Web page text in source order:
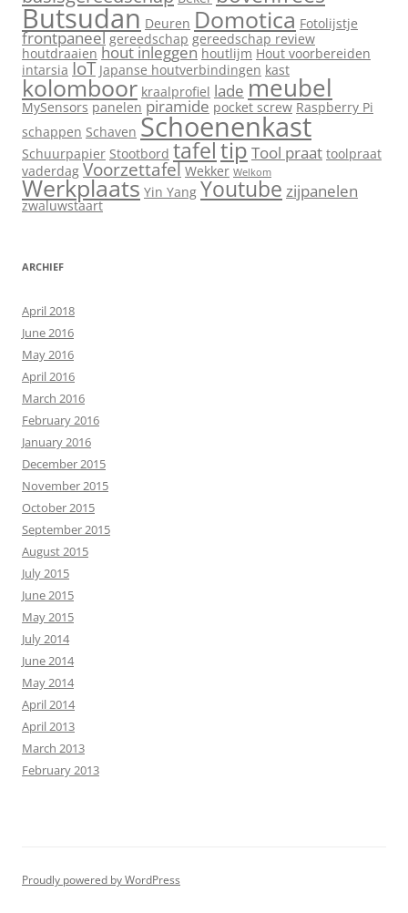
Butsudan Deuren Domotica Fotolijstje
frontpaneel gereedschap gereedschap review
houtdraaien hout inleggen houtlijm Hout voorbereiden
intarsia IoT Japanse houtverbindingen kast
kolomboor kraalprofiel lade meubel
MySensors panelen piramide pocket screw Raspberry Pi
schappen Schaven Schoenenkast
Schuurpapier Stootbord tafeltipTool praat toolpraat
vaderdag Voorzettafel Wekker Welkom
Werkplaats Yin Yang Youtube zijpanelen
zwaluwstaart
ARCHIEF
April 2018
June 2016
May 2016
April 2016
March 2016
February 2016
January 2016
December 2015
November 2015
October 2015
September 2015
August 2015
July 2015
June 2015
May 2015
July 2014
June 2014
May 2014
April 2014
April 2013
March 2013
February 2013
Proudly powered by WordPress